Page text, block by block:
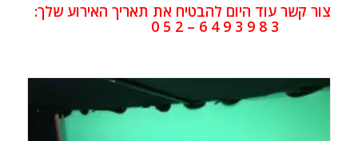
צור קשר עוד היום להבטיח את תאריך האירוע שלך:
3 8 9 3 9 4 6 – 2 5 0